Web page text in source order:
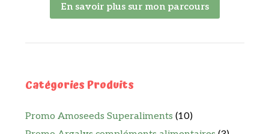
En savoir plus sur mon parcours
Catégories Produits
Promo Amoseeds Superaliments (10)